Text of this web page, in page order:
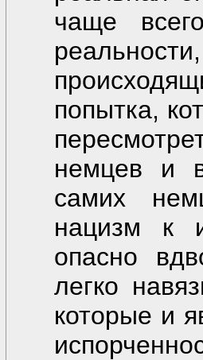
чаще
попытка,
немцев и
самих
нацизм к
опасно
легко
которые и